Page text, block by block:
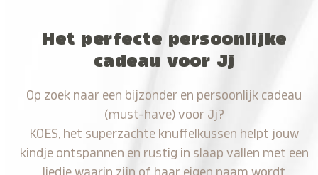
Het perfecte persoonlijke
cadeau voor Jj
Op zoek naar een bijzonder en persoonlijk cadeau
(must-have) voor Jj?
KOES, het superzachte knuffelkussen helpt jouw
kindje ontspannen en rustig in slaap vallen met een
liedje waarin zijn of haar eigen naam wordt